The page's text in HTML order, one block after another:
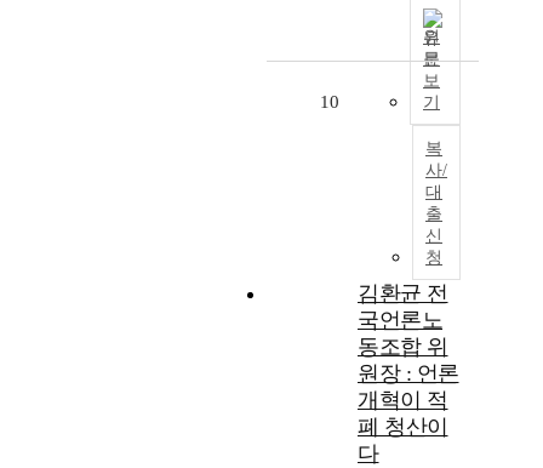
원
문
보
기
복
사/
대
출
신
청
10
김환균 전
국언론노
동조합 위
원장 : 언론
개혁이 적
폐 청산이
다